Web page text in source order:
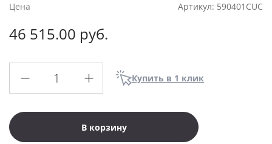
Цена Артикул: 590401CUC
46 515.00 руб.
В корзину
Купить в 1 клик